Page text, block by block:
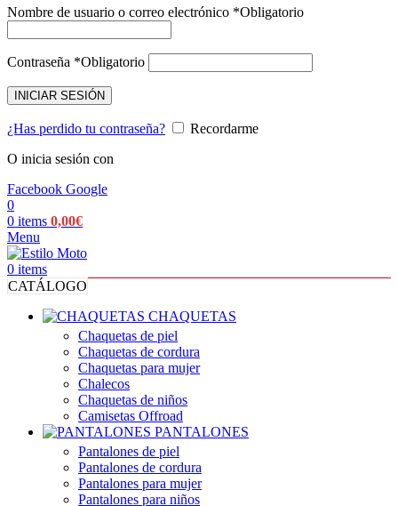
Nombre de usuario o correo electrónico *Obligatorio
Contraseña *Obligatorio
INICIAR SESIÓN
¿Has perdido tu contraseña?
Recordarme
O inicia sesión con
Facebook Google
0
0 items 0,00€
Menu
0 items
CATÁLOGO
CHAQUETAS
Chaquetas de piel
Chaquetas de cordura
Chaquetas para mujer
Chalecos
Chaquetas de niños
Camisetas Offroad
PANTALONES
Pantalones de piel
Pantalones de cordura
Pantalones para mujer
Pantalones para niños